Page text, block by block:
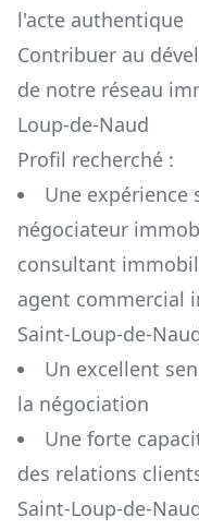
l'acte authentique
Contribuer au
de notre réseau
Loup-de-Naud
Profil recherché :
Une
négociateur
consultant
agent commercial
Saint-Loup-de-
Un excellent
la négociation
Une forte
des relations
Saint-Loup-de-